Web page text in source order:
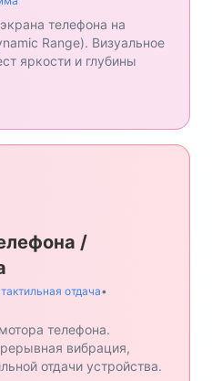
телефона на
Range). Визуальное
яркости и глубины
/
тактильная отдача•
телефона.
вибрация,
отдачи устройства.